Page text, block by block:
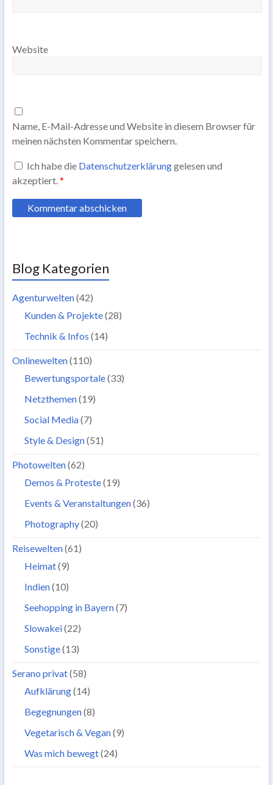
Website
Name, E-Mail-Adresse und Website in diesem Browser für
meinen nächsten Kommentar speichern.
Ich habe die Datenschutzerklärunggelesen und
akzeptiert.*
Blog Kategorien
Agenturwelten(42)
Kunden & Projekte(28)
Technik & Infos (14)
Onlinewelten(110)
Bewertungsportale(33)
Netzthemen(19)
Social Media(7)
Style & Design(51)
Photowelten(62)
Demos & Proteste(19)
Events & Veranstaltungen(36)
Photography(20)
Reisewelten(61)
Heimat(9)
Indien(10)
Seehopping in Bayern(7)
Slowakei(22)
Sonstige(13)
Serano privat(58)
Aufklärung(14)
Begegnungen(8)
Vegetarisch & Vegan(9)
Was mich bewegt(24)